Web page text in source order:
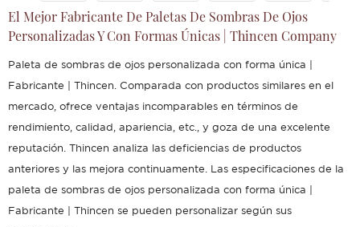
El Mejor Fabricante De Paletas De Sombras De Ojos
Personalizadas Y Con Formas Únicas | Thincen Company
Paleta de sombras de ojos personalizada con forma única |
Fabricante | Thincen. Comparada con productos similares en el
mercado, ofrece ventajas incomparables en términos de
rendimiento, calidad, apariencia, etc., y goza de una excelente
reputación. Thincen analiza las deficiencias de productos
anteriores y las mejora continuamente. Las especificaciones de la
paleta de sombras de ojos personalizada con forma única |
Fabricante | Thincen se pueden personalizar según sus